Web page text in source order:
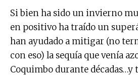
Si bien ha sido un invierno
en positivo ha traído un
han ayudado a mitigar (no
con eso) la sequía que venía
Coquimbo durante